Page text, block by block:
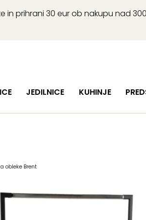
in prihrani 30 eur ob nakupu nad
JEDILNICE KUHINJE
obleke Brent